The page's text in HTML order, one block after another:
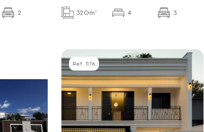
2 320m² 4 3
Ref. 1176